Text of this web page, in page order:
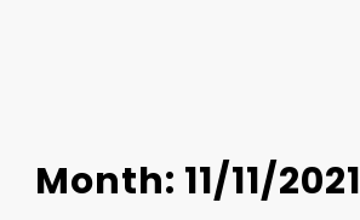
Month: 11/11/2021